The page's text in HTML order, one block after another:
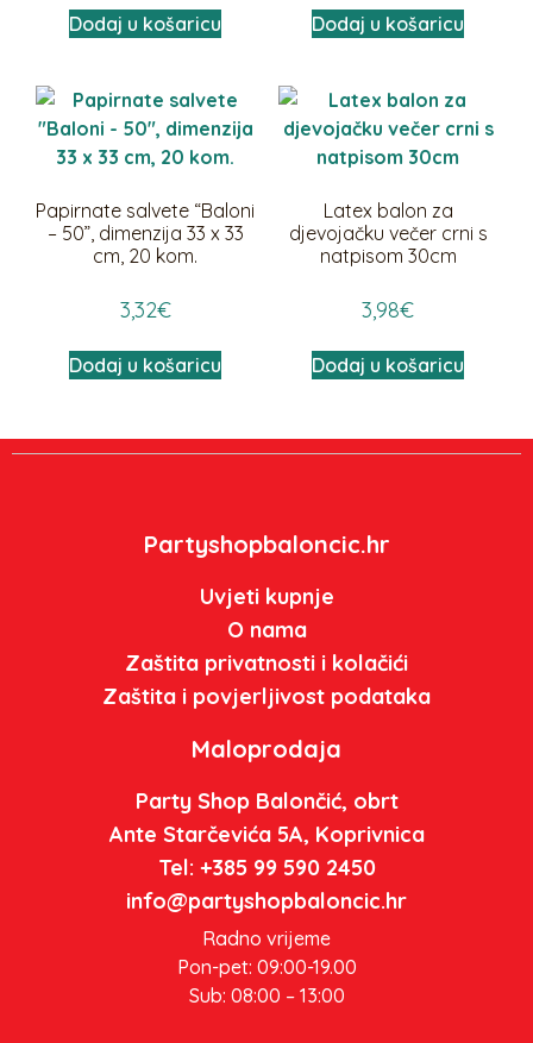
Dodaj u košaricu Dodaj u košaricu
Papirnate salvete “Baloni
– 50”, dimenzija 33 x 33
cm, 20 kom.
3,32€
Dodaj u košaricu
Latex balon za
djevojačku večer crni s
natpisom 30cm
3,98€
Dodaj u košaricu
Partyshopbaloncic.hr
Uvjeti kupnje
O nama
Zaštita privatnosti i kolačići
Zaštita i povjerljivost podataka
Maloprodaja
Party Shop Balončić, obrt
Ante Starčevića 5A, Koprivnica
Tel: +385 99 590 2450
info@partyshopbaloncic.hr
Radno vrijeme
Pon-pet: 09:00-19.00
Sub: 08:00 – 13:00